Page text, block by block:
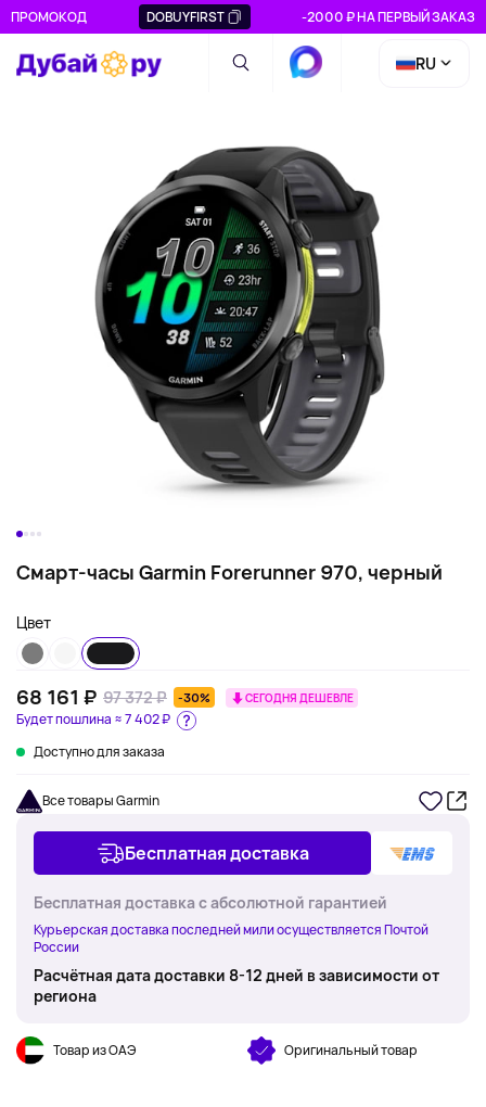
ПРОМОКОД DOBUYFIRST -2000 ₽ НА ПЕРВЫЙ ЗАКАЗ
RU
Смарт-часы Garmin Forerunner 970, черный
Цвет
Будет пошлина ≈7 402 ₽
68 161 ₽ 97 372 ₽ -30% СЕГОДНЯ ДЕШЕВЛЕ
Доступно для заказа
Все товары Garmin
Бесплатная доставка
Бесплатная доставка с абсолютной гарантией
Курьерская доставка последней мили осуществляется Почтой
России
Расчётная дата доставки 8-12 дней в зависимости от
региона
Товар из ОАЭ Оригинальный товар